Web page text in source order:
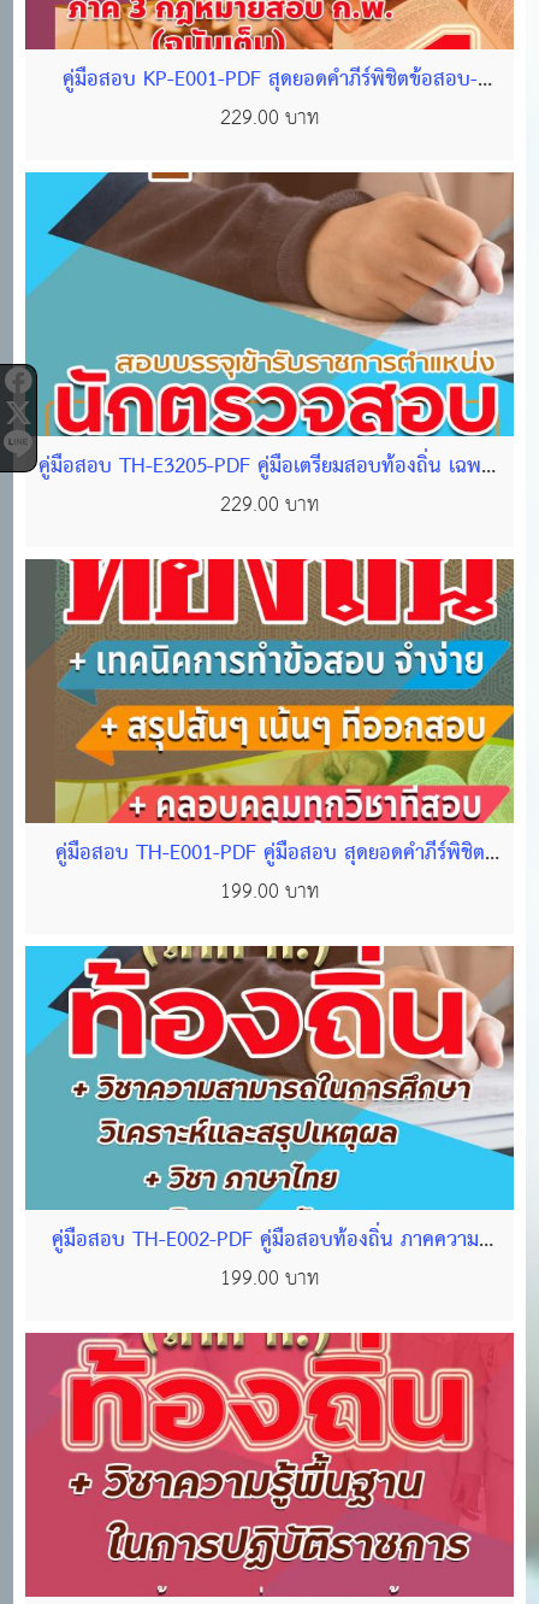
คู่มือสอบ KP-E001-PDF สุดยอดคำภีร์พิชิตข้อสอบ-
กพ-65-462 หน้า
229.00 บาท
คู่มือสอบ TH-E3205-PDF คู่มือเตรียมสอบท้องถิ่น เฉพาะ
ตำแหน่งนักวิชาการตรวจสอบภายใน(ฉบับสมบูรณ์)
229.00 บาท
คู่มือสอบ TH-E001-PDF คู่มือสอบ สุดยอดคำภีร์พิชิต
ข้อสอบท้องถิ่น (ภาค ก) ไฟล์ PDF 112 หน้า
199.00 บาท
คู่มือสอบ TH-E002-PDF คู่มือสอบท้องถิ่น ภาคความรู้
ความสามารถทั่วไป(ภาค ก) ชุด ตะลุยโจทย์แนวข้อสอบ
199.00 บาท